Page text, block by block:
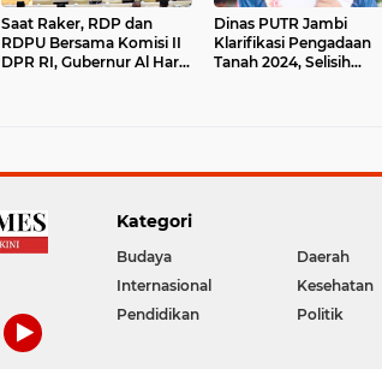
Saat Raker, RDP dan
RDPU Bersama Komisi II
DPR RI, Gubernur Al Haris
Dinas PUTR Jambi
Klarifikasi Pengadaan
Tanah 2024, Selisih
Kategori
Budaya Daerah
Internasional
Kesehatan
Pendidikan
Politik